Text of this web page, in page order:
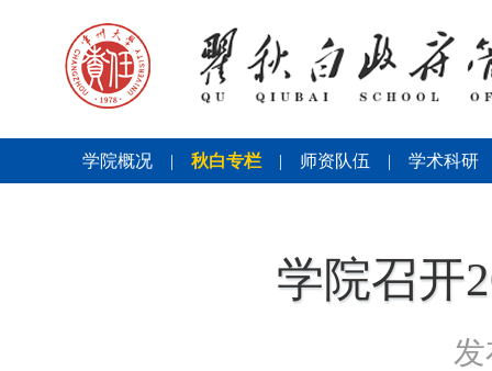
学院概况 | 秋白专栏 | 师资队伍 | 学术科研
学院召开
发